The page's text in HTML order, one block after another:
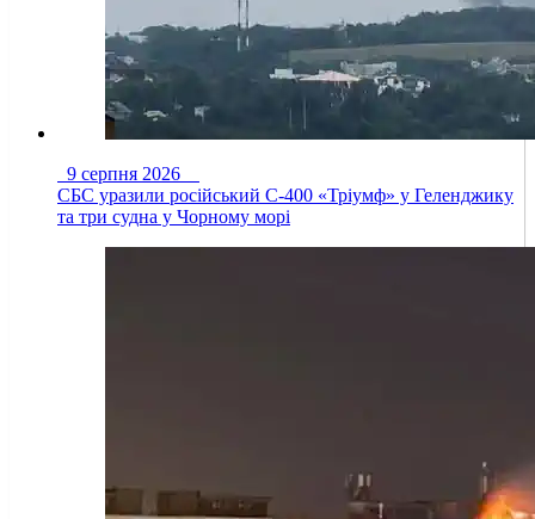
9 серпня 2026
СБС уразили російський С-400 «Тріумф» у Геленджику
та три судна у Чорному морі